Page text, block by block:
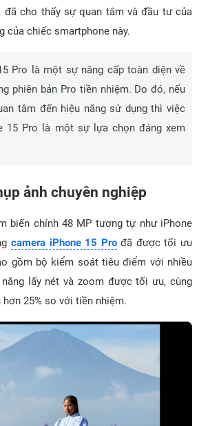
đã cho thấy sự quan tâm và đầu tư của
của chiếc smartphone này.
Pro là một sự nâng cấp toàn diện về
phiên bản Pro tiền nhiệm. Do đó, nếu
tâm đến hiệu năng sử dụng thì việc
15 Pro là một sự lựa chọn đáng xem
ảnh chuyên nghiệp
biến chính 48 MP tương tự như iPhone
camera iPhone 15 Prođã được tối ưu
gồm bộ kiểm soát tiêu điểm với nhiều
lấy nét và zoom được tối ưu, cùng
25% so với tiền nhiệm.